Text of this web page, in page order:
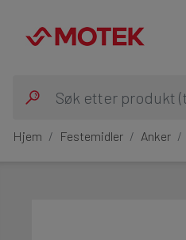
Hjem Festemidler Anker